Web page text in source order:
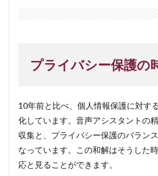
プライバシー保護の
10年前と比べ、個人情報保護に対す
化しています。音声アシスタントの
収集と、プライバシー保護のバラン
なっています。この和解はそうした
応と見ることができます。